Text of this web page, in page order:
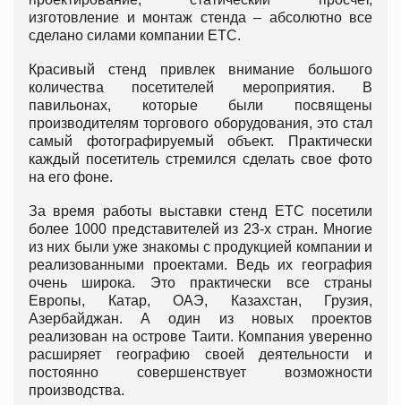
изготовление и монтаж стенда – абсолютно все
сделано силами компании ЕТС.
Красивый стенд привлек внимание большого
количества посетителей мероприятия. В
павильонах, которые были посвящены
производителям торгового оборудования, это стал
самый фотографируемый объект. Практически
каждый посетитель стремился сделать свое фото
на его фоне.
За время работы выставки стенд ЕТС посетили
более 1000 представителей из 23-х стран. Многие
из них были уже знакомы с продукцией компании и
реализованными проектами. Ведь их география
очень широка. Это практически все страны
Европы, Катар, ОАЭ, Казахстан, Грузия,
Азербайджан. А один из новых проектов
реализован на острове Таити. Компания уверенно
расширяет географию своей деятельности и
постоянно совершенствует возможности
производства.